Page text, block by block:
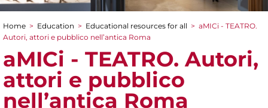
You are here
Home > Education > Educational resources for all > aMICi - TEATRO.
Autori, attori e pubblico nell’antica Roma
aMICi - TEATRO. Autori,
attori e pubblico
nell’antica Roma